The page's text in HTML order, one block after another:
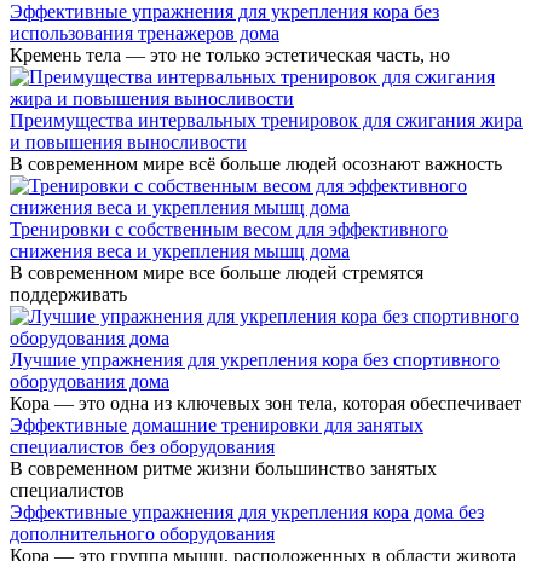
Эффективные упражнения для укрепления кора без
использования тренажеров дома
Кремень тела — это не только эстетическая часть, но
Преимущества интервальных тренировок для сжигания жира
и повышения выносливости
В современном мире всё больше людей осознают важность
Тренировки с собственным весом для эффективного
снижения веса и укрепления мышц дома
В современном мире все больше людей стремятся
поддерживать
Лучшие упражнения для укрепления кора без спортивного
оборудования дома
Кора — это одна из ключевых зон тела, которая обеспечивает
Эффективные домашние тренировки для занятых
специалистов без оборудования
В современном ритме жизни большинство занятых
специалистов
Эффективные упражнения для укрепления кора дома без
дополнительного оборудования
Кора — это группа мышц, расположенных в области живота